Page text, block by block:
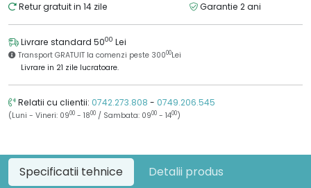
Retur gratuit in 14 zile Garantie 2 ani
Livrare standard 5000 Lei
Transport GRATUIT la comenzi peste 30000Lei
Livrare in 21 zile lucratoare.
Relatii cu clientii: 0742.273.808 - 0749.206.545
(Luni - Vineri: 0900 - 1800 / Sambata: 0900 - 1400)
Specificatii tehnice
Detalii produs